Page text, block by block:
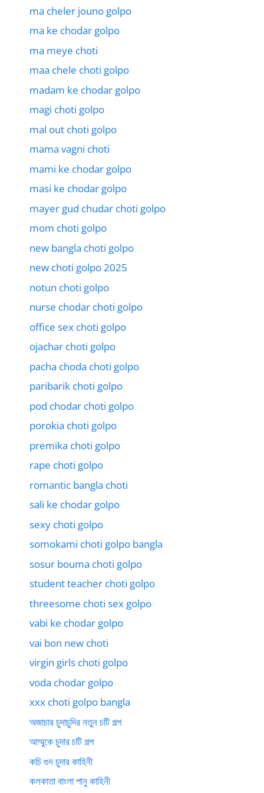
ma cheler jouno golpo
ma ke chodar golpo
ma meye choti
maa chele choti golpo
madam ke chodar golpo
magi choti golpo
mal out choti golpo
mama vagni choti
mami ke chodar golpo
masi ke chodar golpo
mayer gud chudar choti golpo
mom choti golpo
new bangla choti golpo
new choti golpo 2025
notun choti golpo
nurse chodar choti golpo
office sex choti golpo
ojachar choti golpo
pacha choda choti golpo
paribarik choti golpo
pod chodar choti golpo
porokia choti golpo
premika choti golpo
rape choti golpo
romantic bangla choti
sali ke chodar golpo
sexy choti golpo
somokami choti golpo bangla
sosur bouma choti golpo
student teacher choti golpo
threesome choti sex golpo
vabi ke chodar golpo
vai bon new choti
virgin girls choti golpo
voda chodar golpo
xxx choti golpo bangla
অজাচার চুদাচুদির নতুন চটি গল্প
আম্মুকে চুদার চটি গল্প
কচি গুদ চুদার কাহিনী
কলকাতা বাংলা পানু কাহিনী